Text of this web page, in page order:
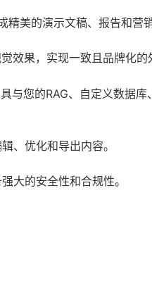
精美的演示文稿、报告和营
效果，实现一致且品牌化的
与您的RAG、自定义数据库
、优化和导出内容。
大的安全性和合规性。